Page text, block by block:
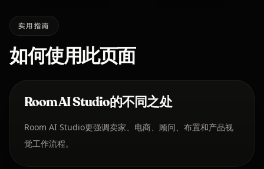
实用指南
如何使用此页面
Room AI Studio的不同之处
Room AI Studio更强调卖家、电商、顾问、布置和产品视
觉工作流程。